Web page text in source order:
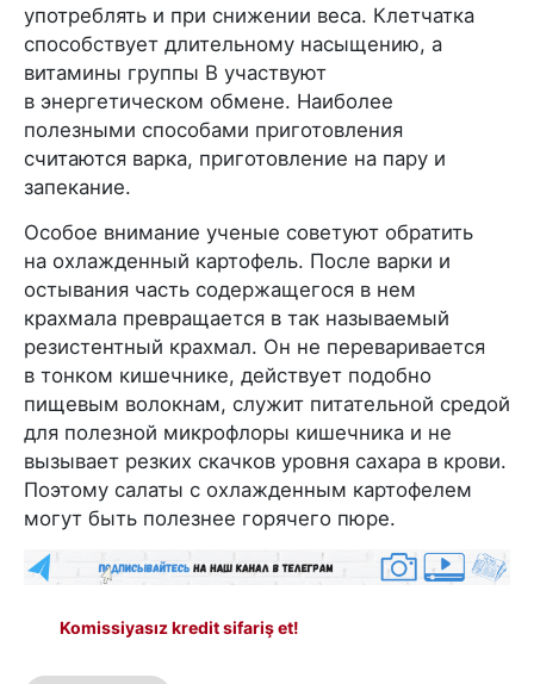
употреблять и при снижении веса. Клетчатка
способствует длительному насыщению, а
витамины группы B участвуют
в энергетическом обмене. Наиболее
полезными способами приготовления
считаются варка, приготовление на пару и
запекание.
Особое внимание ученые советуют обратить
на охлажденный картофель. После варки и
остывания часть содержащегося в нем
крахмала превращается в так называемый
резистентный крахмал. Он не переваривается
в тонком кишечнике, действует подобно
пищевым волокнам, служит питательной средой
для полезной микрофлоры кишечника и не
вызывает резких скачков уровня сахара в крови.
Поэтому салаты с охлажденным картофелем
могут быть полезнее горячего пюре.
Komissiyasız kredit sifariş et!